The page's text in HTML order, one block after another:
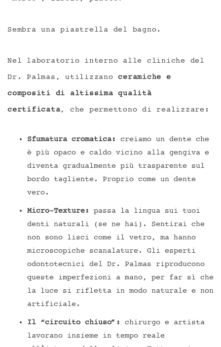
Sembra una piastrella del bagno.
Nel laboratorio interno alle cliniche del
Dr. Palmas, utilizzanoceramiche e
compositi di altissima qualità
certificata, che permettono di realizzare:
Sfumatura cromatica: creiamo un dente che
è più opaco e caldo vicino alla gengiva e
diventa gradualmente più trasparente sul
bordo tagliente. Proprio come un dente
vero.
Micro-Texture: passa la lingua sui tuoi
denti naturali (se ne hai). Sentirai che
non sono lisci come il vetro, ma hanno
microscopiche scanalature. Gli esperti
odontotecnici del Dr. Palmas riproducono
queste imperfezioni a mano, per far sì che
la luce si rifletta in modo naturale e non
artificiale.
Il “circuito chiuso”: chirurgo e artista
lavorano insieme in tempo reale